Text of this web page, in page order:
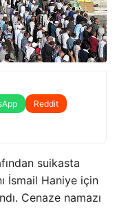
Reddit
suikasta
İsmail Haniye için
Cenaze namazı